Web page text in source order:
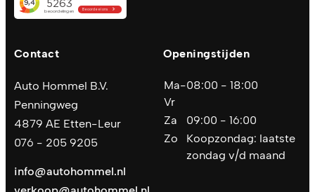
Contact
Auto Hommel B.V.
Penningweg
4879 AE Etten-Leur
076 - 205 9205
info@autohommel.nl
Openingstijden
Ma-
Vr
08:00 - 18:00
Za
09:00 - 16:00
Zo
Koopzondag: laatste
zondag v/d maand